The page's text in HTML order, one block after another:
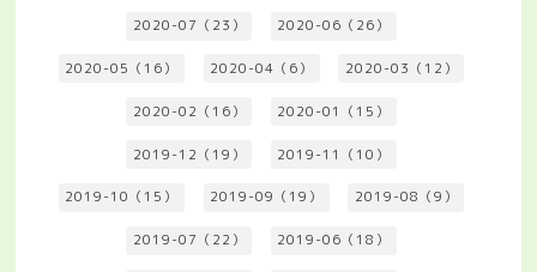
2020-07（23） 2020-06（26）
2020-05（16） 2020-04（6） 2020-03（12）
2020-02（16） 2020-01（15）
2019-12（19） 2019-11（10）
2019-10（15） 2019-09（19） 2019-08（9）
2019-07（22） 2019-06（18）